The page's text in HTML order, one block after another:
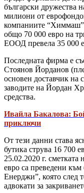
български дружества
милиони от
компаниите
общо 70 000 евро на
ЕООД превела 35 000
Последната фирма е
Стоянов Йорданов
основен доставчик на
заводите на Йордан
средства.
Ивайла Бакалова:
приключи
От тези данни става
бутика струва 16 700
25.02.2020 г. сметката
евро са преведени
Енерджи”, която след
адвокати за